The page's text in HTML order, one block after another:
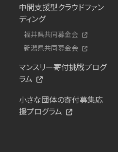
中間支援型クラウドファン
ディング
福井県共同募金会
新潟県共同募金会
マンスリー寄付挑戦プログ
ラム
小さな団体の寄付募集応
援プログラム